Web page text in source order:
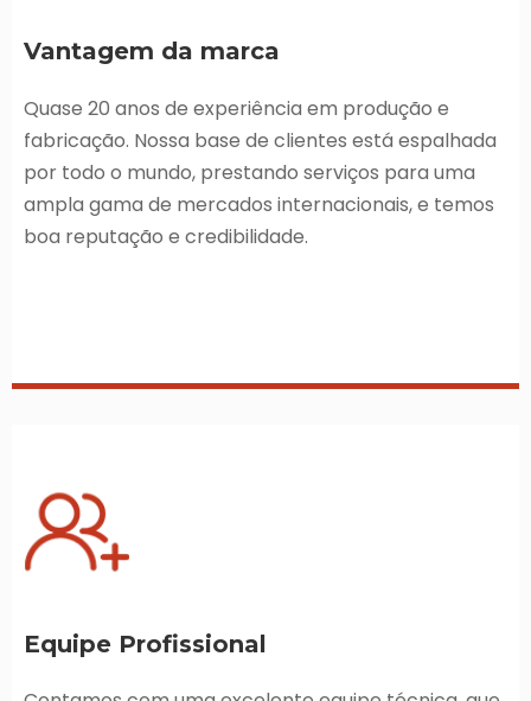
Vantagem da marca
Quase 20 anos de experiência em produção e
fabricação. Nossa base de clientes está espalhada
por todo o mundo, prestando serviços para uma
ampla gama de mercados internacionais, e temos
boa reputação e credibilidade.
Equipe Profissional